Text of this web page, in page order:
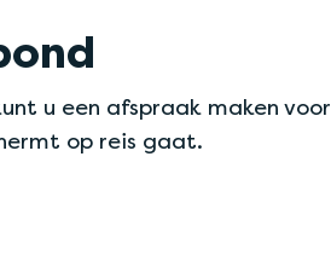
u een afspraak maken voor
op reis gaat.